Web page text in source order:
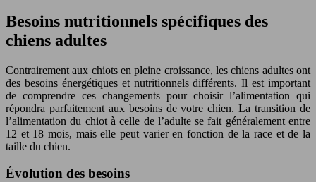
Besoins nutritionnels spécifiques des
chiens adultes
Contrairement aux chiots en pleine croissance, les chiens adultes ont
des besoins énergétiques et nutritionnels différents. Il est important
de comprendre ces changements pour choisir l’alimentation qui
répondra parfaitement aux besoins de votre chien. La transition de
l’alimentation du chiot à celle de l’adulte se fait généralement entre
12 et 18 mois, mais elle peut varier en fonction de la race et de la
taille du chien.
Évolution des besoins